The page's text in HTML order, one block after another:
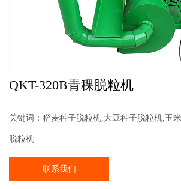
QKT-320B青稞脱粒机
关键词：稻麦种子脱粒机,大豆种子脱粒机,玉
脱粒机
联系我们